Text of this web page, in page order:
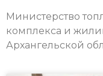
Министерство
комплекса и
Архангельской